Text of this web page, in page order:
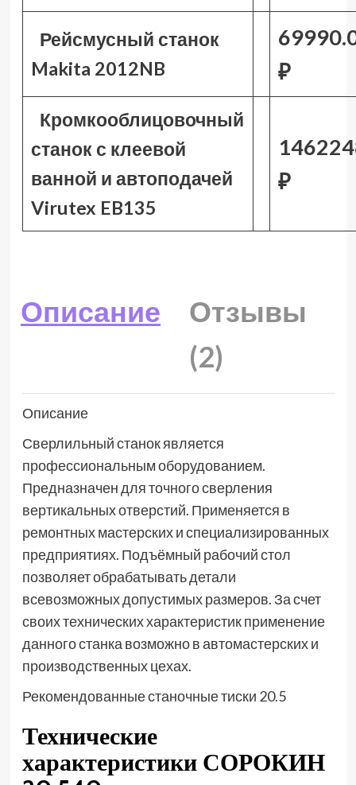
Рейсмусный станок
Makita 2012NB
₽
Кромкооблицовочный
станок с клеевой
ванной и автоподачей
Virutex EB135
₽
Описание
Отзывы
(2)
Описание
Сверлильный станок является
профессиональным оборудованием.
Предназначен для точного сверления
вертикальных отверстий. Применяется в
ремонтных мастерских и специализированных
предприятиях. Подъёмный рабочий стол
позволяет обрабатывать детали
всевозможных допустимых размеров. За счет
своих технических характеристик применение
данного станка возможно в автомастерских и
производственных цехах.
Рекомендованные станочные тиски 20.5
Технические
характеристики СОРОКИН